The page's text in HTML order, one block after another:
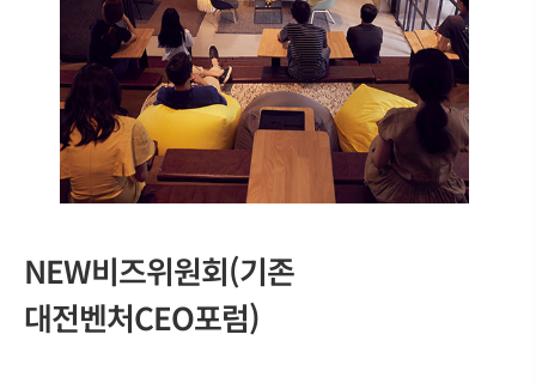
NEW비즈위원회(기존
대전벤처CEO포럼)